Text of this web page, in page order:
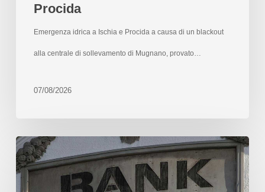
Procida
Emergenza idrica a Ischia e Procida a causa di un blackout
alla centrale di sollevamento di Mugnano, provato…
07/08/2026